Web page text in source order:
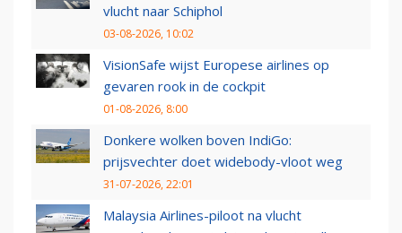
vlucht naar Schiphol
03-08-2026, 10:02
VisionSafe wijst Europese airlines op
gevaren rook in de cockpit
01-08-2026, 8:00
Donkere wolken boven IndiGo:
prijsvechter doet widebody-vloot weg
31-07-2026, 22:01
Malaysia Airlines-piloot na vlucht